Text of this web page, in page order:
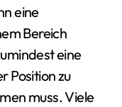
eine
Bereich
eine
Position zu
muss. Viele